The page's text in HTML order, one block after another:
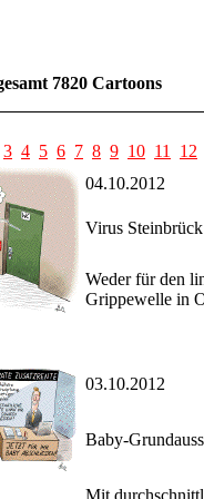
7820 Cartoons
3 4 5 6 7 8 9 10 11 12
04.10.2012
Virus Steinbrück
Weder für den
Grippewelle in
03.10.2012
Baby-